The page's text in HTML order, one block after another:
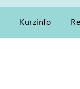
Kurzinfo